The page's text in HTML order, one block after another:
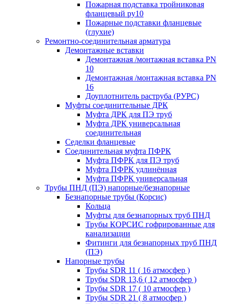
Пожарная подставка тройниковая
фланцевый ру10
Пожарные подставки фланцевые
(глухие)
Ремонтно-соединительная арматура
Демонтажные вставки
Демонтажная /монтажная вставка PN
10
Демонтажная /монтажная вставка PN
16
Доуплотнитель раструба (РУРС)
Муфты соединительные ДРК
Муфта ДРК для ПЭ труб
Муфта ДРК универсальная
соединительная
Седелки фланцевые
Соединительная муфта ПФРК
Муфта ПФРК для ПЭ труб
Муфта ПФРК удлинённая
Муфта ПФРК универсальная
Трубы ПНД (ПЭ) напорные/безнапорные
Безнапорные трубы (Корсис)
Кольца
Муфты для безнапорных труб ПНД
Трубы КОРСИС гофрированные для
канализации
Фитинги для безнапорных труб ПНД
(ПЭ)
Напорные трубы
Трубы SDR 11 ( 16 атмосфер )
Трубы SDR 13,6 ( 12 атмосфер )
Трубы SDR 17 ( 10 атмосфер )
Трубы SDR 21 ( 8 атмосфер )